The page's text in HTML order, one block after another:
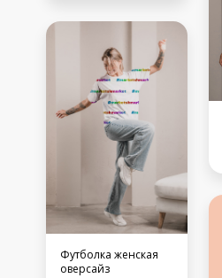
Футболка женская
оверсайз